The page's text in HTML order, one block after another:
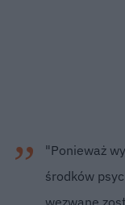
"Ponieważ
środków
wezwane